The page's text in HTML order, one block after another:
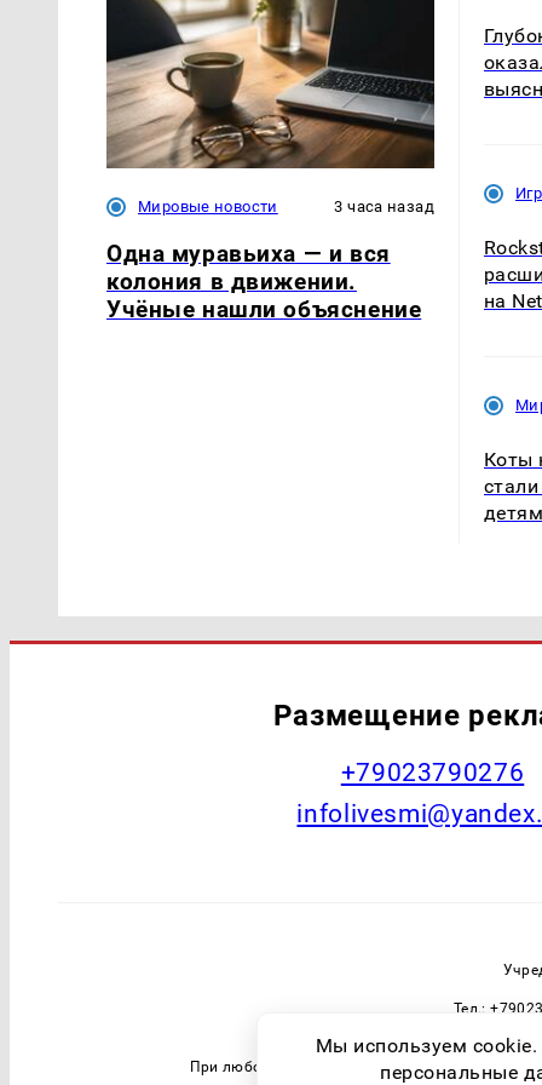
Мировые новости 3 часа назад
Одна муравьиха — и вся
колония в движении.
Учёные нашли объяснение
на
Коты
Размещение
+79023790276
Тел.:
При любом использовании материалов
Мы используем
персональные